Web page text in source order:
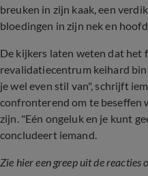
breuken in zijn kaak, een
bloedingen in zijn nek en
De kijkers laten weten dat het
revalidatiecentrum keihard
je wel even stil van", schrijft
confronterend om te beseffen
zijn. "Eén ongeluk en je kunt
concludeert iemand.
Zie hier een greep uit de reacties